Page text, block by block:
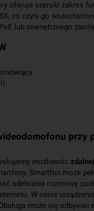
oferuje szeroki zakres
co czyni go
lub zewnętrznego
przy
możliwość
Smartfon może
odebrania rozmowy,
W cenie
może się odbywać